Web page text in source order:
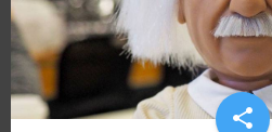
share